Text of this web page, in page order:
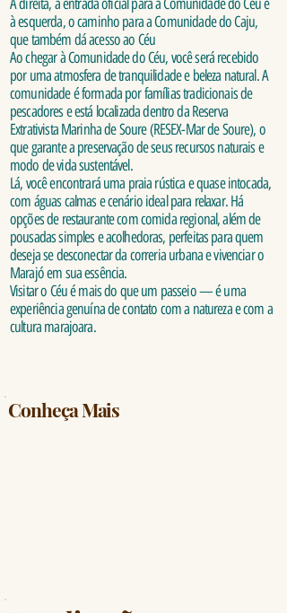
À direita, a entrada oficial para a Comunidade do Céu e
à esquerda, o caminho para a Comunidade do Caju,
que também dá acesso ao Céu
Ao chegar à Comunidade do Céu, você será recebido
por uma atmosfera de tranquilidade e beleza natural. A
comunidade é formada por famílias tradicionais de
pescadores e está localizada dentro da Reserva
Extrativista Marinha de Soure (RESEX-Mar de Soure), o
que garante a preservação de seus recursos naturais e
modo de vida sustentável.
Lá, você encontrará uma praia rústica e quase intocada,
com águas calmas e cenário ideal para relaxar. Há
opções de restaurante com comida regional, além de
pousadas simples e acolhedoras, perfeitas para quem
deseja se desconectar da correria urbana e vivenciar o
Marajó em sua essência.
Visitar o Céu é mais do que um passeio — é uma
experiência genuína de contato com a natureza e com a
cultura marajoara.
Conheça Mais